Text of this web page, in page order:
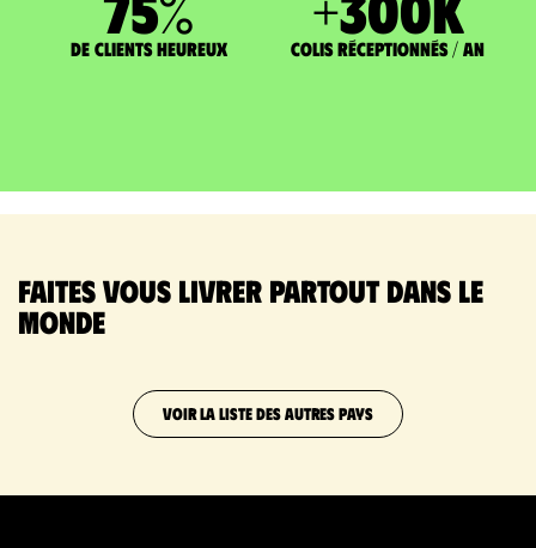
de clients heureux Colis réceptionnés / an
Faites vous livrer partout dans le
monde
VOIR LA LISTE DES AUTRES PAYS